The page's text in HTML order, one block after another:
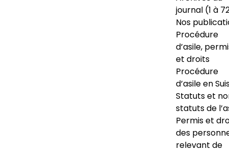
journal (1 à
Nos
Procédure
d’asile,
et droits
Procédure
d’asile en
Statuts et
statuts de
Permis et
des
relevant de